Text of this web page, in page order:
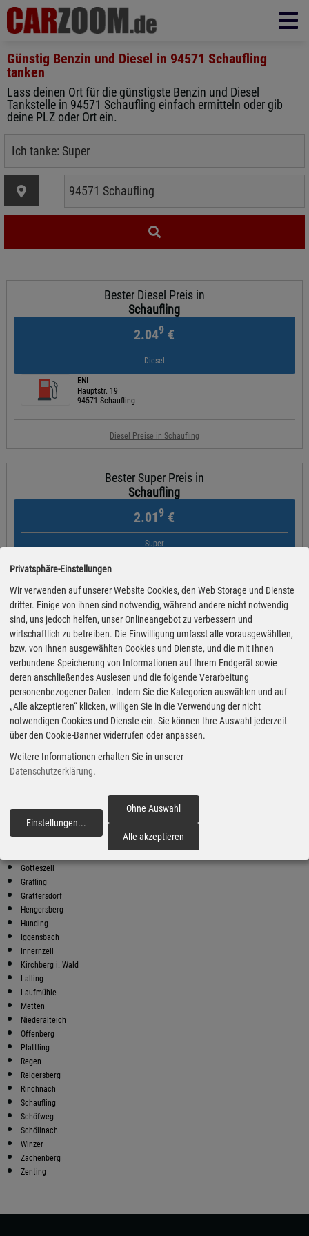
Günstig Benzin und Diesel in 94571 Schaufling
tanken
Lass deinen Ort für die günstigste Benzin und Diesel
Tankstelle in 94571 Schaufling einfach ermitteln oder gib
deine PLZ oder Ort ein.
Bester Diesel Preis in
Schaufling
2.049 €
Diesel
ENI
Hauptstr. 19
94571 Schaufling
Diesel Preise in Schaufling
Bester Super Preis in
Schaufling
2.019 €
Super
ENI
Hauptstr. 19
Super Preise in Schaufling
Bester Super E10 Preis in
Schaufling
1.959€
Super E10
Hauptstr. 19
Preiswerter tanken - finden Sie die günstigsten Benzin und Diesel
Preise in Ihrer Stadt
Gotteszell
Grafling
Grattersdorf
Hengersberg
Hunding
Iggensbach
Innernzell
Kirchberg i. Wald
Lalling
Laufmühle
Metten
Niederalteich
Offenberg
Plattling
Regen
Reigersberg
Rinchnach
Schaufling
Schöfweg
Schöllnach
Winzer
Zachenberg
Zenting
Privatsphäre-Einstellungen
Wir verwenden auf unserer Website Cookies, den Web Storage und Dienste
dritter. Einige von ihnen sind notwendig, während andere nicht notwendig
sind, uns jedoch helfen, unser Onlineangebot zu verbessern und
wirtschaftlich zu betreiben. Die Einwilligung umfasst alle vorausgewählten,
bzw. von Ihnen ausgewählten Cookies und Dienste, und die mit Ihnen
verbundene Speicherung von Informationen auf Ihrem Endgerät sowie
deren anschließendes Auslesen und die folgende Verarbeitung
personenbezogener Daten. Indem Sie die Kategorien auswählen und auf
„Alle akzeptieren“ klicken, willigen Sie in die Verwendung der nicht
notwendigen Cookies und Dienste ein. Sie können Ihre Auswahl jederzeit
über den Cookie-Banner widerrufen oder anpassen.
Weitere Informationen erhalten Sie in unserer
Datenschutzerklärung.
Einstellungen...
Ohne Auswahl
Alle akzeptieren